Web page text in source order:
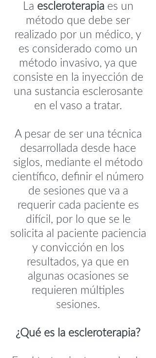
La escleroterapiaes un
método que debe ser
realizado por un médico, y
es considerado como un
método invasivo, ya que
consiste en la inyección de
una sustancia esclerosante
en el vaso a tratar.
A pesar de ser una técnica
desarrollada desde hace
siglos, mediante el método
científico, definir el número
de sesiones que va a
requerir cada paciente es
difícil, por lo que se le
solicita al paciente paciencia
y convicción en los
resultados, ya que en
algunas ocasiones se
requieren múltiples
sesiones.
¿Qué es la escleroterapia?